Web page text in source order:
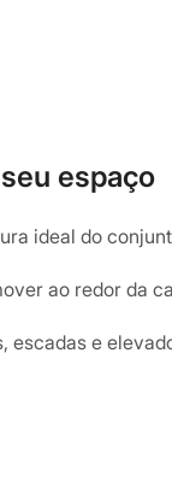
espaço
ideal do
ao redor da
escadas e